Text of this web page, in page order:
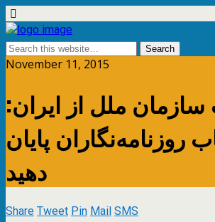
November 11, 2015
ملل از ایران:
روزنامه‌نگاران پایان
دهید
ShareTweetPinMailSMS